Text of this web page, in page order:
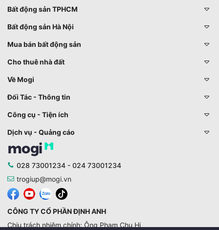
Bất động sản TPHCM
Bất động sản Hà Nội
Mua bán bất động sản
Cho thuê nhà đất
Về Mogi
Đối Tác - Thông tin
Công cụ - Tiện ích
Dịch vụ - Quảng cáo
028 73001234 - 024 73001234
trogiup@mogi.vn
CÔNG TY CỔ PHẦN ĐỊNH ANH
Chịu trách nhiệm chính: Ông Phạm Chu Hi